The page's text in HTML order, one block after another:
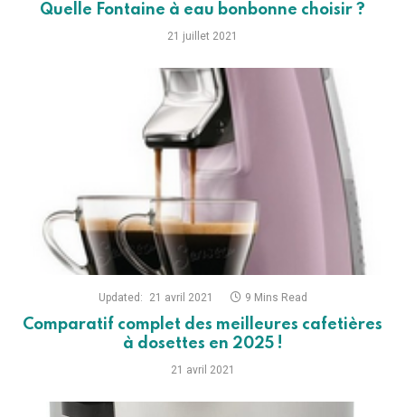
Quelle Fontaine à eau bonbonne choisir ?
21 juillet 2021
Updated: 21 avril 2021 9 Mins Read
Comparatif complet des meilleures cafetières
à dosettes en 2025 !
21 avril 2021